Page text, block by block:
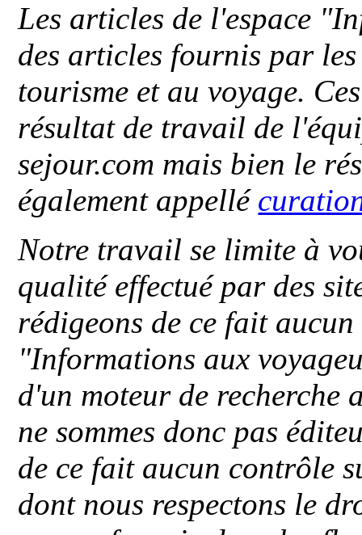
Les articles de l'espace
des articles fournis par
tourisme et au voyage.
résultat de travail de
sejour.com mais bien le
également appellé
Notre travail se limite à
qualité effectué par des
rédigeons de ce fait
"Informations aux
d'un moteur de recherche
ne sommes donc pas
de ce fait aucun contrôle
dont nous respectons le